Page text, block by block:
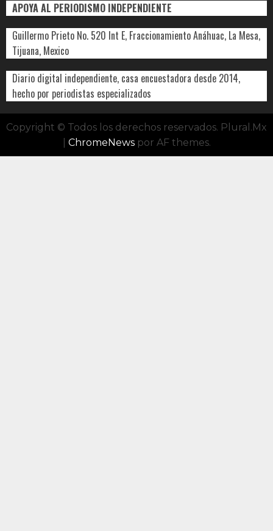
APOYA AL PERIODISMO INDEPENDIENTE
Guillermo Prieto No. 520 Int E, Fraccionamiento Anáhuac, La Mesa,
Tijuana, Mexico
Diario digital independiente, casa encuestadora desde 2014,
hecho por periodistas especializados
Copyright © Todos los derechos reservados. Plural.Mx
ChromeNewspor AF themes.